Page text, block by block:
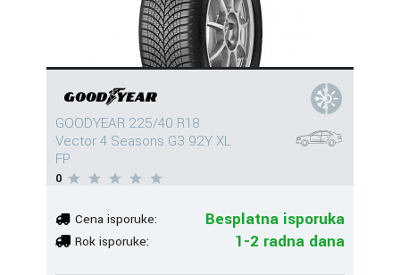
GOODYEAR 225/40 R18
Vector 4 Seasons G3 92Y XL
FP
0
Cena isporuke: Besplatna isporuka
Rok isporuke: 1-2 radna dana